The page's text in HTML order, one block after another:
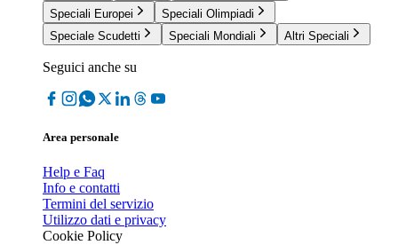
Speciali Europei
Speciali Olimpiadi
Speciale Scudetti
Speciali Mondiali Altri Speciali
Seguici anche su
Area personale
Help e Faq
Info e contatti
Termini del servizio
Utilizzo dati e privacy
Cookie Policy